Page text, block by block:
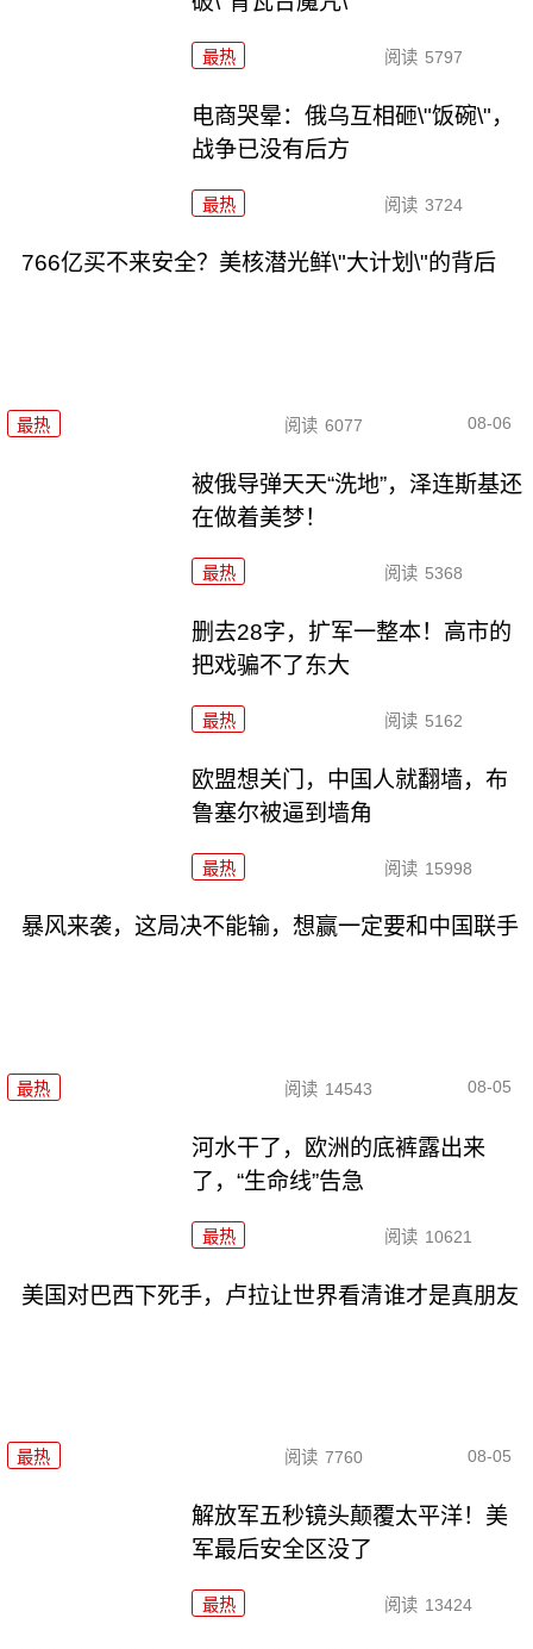
最热 阅读 5797
电商哭晕：俄乌互相砸\"饭碗\"，
战争已没有后方
最热 阅读 3724
766亿买不来安全？美核潜光鲜\"大计划\"的背后
最热 阅读 6077 08-06
被俄导弹天天“洗地”，泽连斯基还
在做着美梦！
最热 阅读 5368
删去28字，扩军一整本！高市的
把戏骗不了东大
最热 阅读 5162
欧盟想关门，中国人就翻墙，布
鲁塞尔被逼到墙角
最热 阅读 15998
暴风来袭，这局决不能输，想赢一定要和中国联手
最热 阅读 14543 08-05
河水干了，欧洲的底裤露出来
了，“生命线”告急
最热 阅读 10621
美国对巴西下死手，卢拉让世界看清谁才是真朋友
最热 阅读 7760 08-05
解放军五秒镜头颠覆太平洋！美
军最后安全区没了
最热 阅读 13424